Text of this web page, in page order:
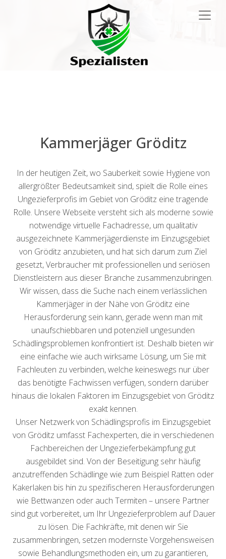
Kammerjäger Gröditz
In der heutigen Zeit, wo Sauberkeit sowie Hygiene von
allergrößter Bedeutsamkeit sind, spielt die Rolle eines
Ungezieferprofis im Gebiet von Gröditz eine tragende
Rolle. Unsere Webseite versteht sich als moderne sowie
notwendige virtuelle Fachadresse, um qualitativ
ausgezeichnete Kammerjägerdienste im Einzugsgebiet
von Gröditz anzubieten, und hat sich darum zum Ziel
gesetzt, Verbraucher mit professionellen und seriösen
Dienstleistern aus dieser Branche zusammenzubringen.
Wir wissen, dass die Suche nach einem verlässlichen
Kammerjäger in der Nähe von Gröditz eine
Herausforderung sein kann, gerade wenn man mit
unaufschiebbaren und potenziell ungesunden
Schädlingsproblemen konfrontiert ist. Deshalb bieten wir
eine einfache wie auch wirksame Lösung, um Sie mit
Fachleuten zu verbinden, welche keineswegs nur über
das benötigte Fachwissen verfügen, sondern darüber
hinaus die lokalen Faktoren im Einzugsgebiet von Gröditz
exakt kennen.
Unser Netzwerk von Schädlingsprofis im Einzugsgebiet
von Gröditz umfasst Fachexperten, die in verschiedenen
Fachbereichen der Ungezieferbekämpfung gut
ausgebildet sind. Von der Beseitigung sehr häufig
anzutreffenden Schädlinge wie zum Beispiel Ratten oder
Kakerlaken bis hin zu spezifischeren Herausforderungen
wie Bettwanzen oder auch Termiten – unsere Partner
sind gut vorbereitet, um Ihr Ungezieferproblem auf Dauer
zu lösen. Die Fachkräfte, mit denen wir Sie
zusammenbringen, setzen modernste Vorgehensweisen
sowie Behandlungsmethoden ein, um zu garantieren,